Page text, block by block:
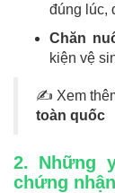
đúng lúc,
Chăn
kiện vệ
✍ Xem
toàn quốc
2. Những
chứng